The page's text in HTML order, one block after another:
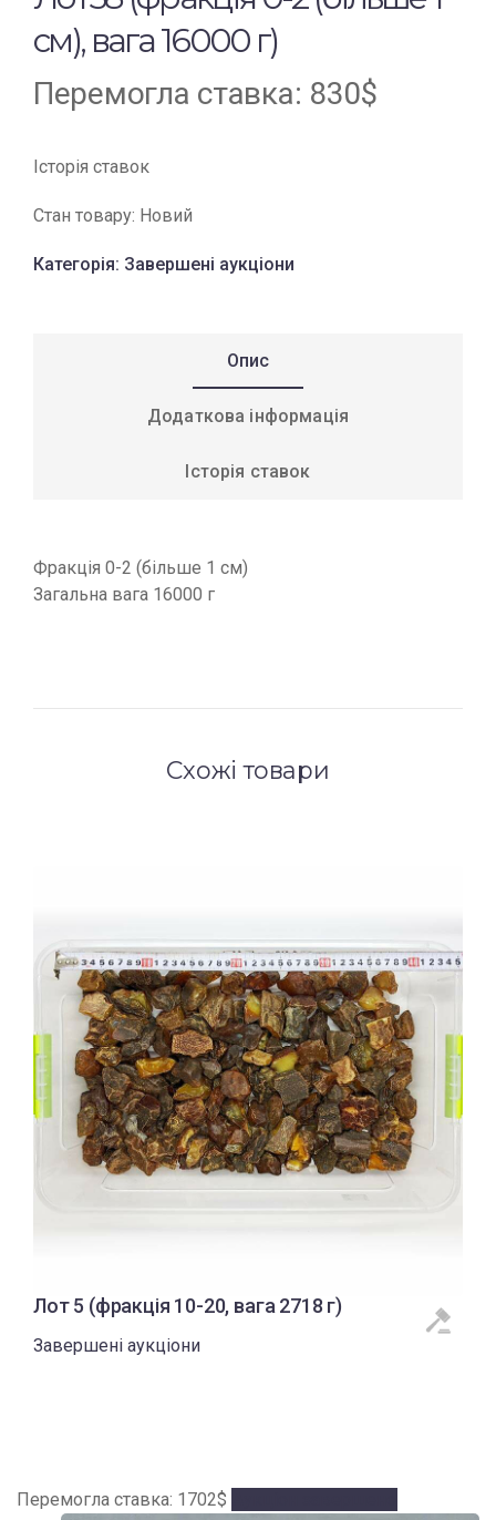
см), вага 16000 г)
Перемогла ставка: 830$
Історія ставок
Стан товару: Новий
Категорія: Завершені аукціони
Опис
Додаткова інформація
Історія ставок
Фракція 0-2 (більше 1 см)
Загальна вага 16000 г
Схожі товари
Лот 5 (фракція 10-20, вага 2718 г)
Завершені аукціони
Перемогла ставка: 1702$